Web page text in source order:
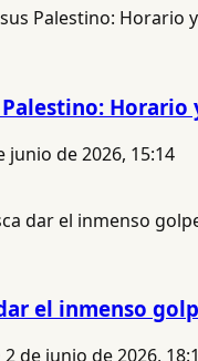
Palestino:
junio de 2026, 15:14
el inmenso
2 de junio de 2026,